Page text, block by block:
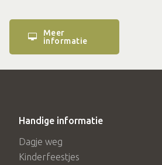
Meer
informatie
Handige informatie
Dagje weg
Kinderfeestjes